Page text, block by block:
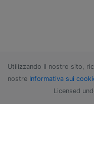
Utilizzando il nostro sito,
nostre Informativa sui
Licensed